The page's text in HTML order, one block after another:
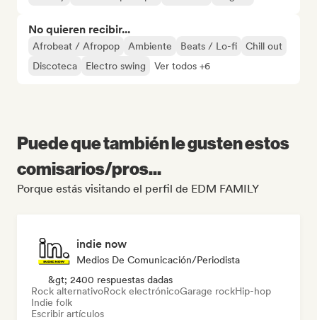
No quieren recibir...
Afrobeat / Afropop Ambiente Beats / Lo-fi
Chill out
Discoteca
Electro swing Ver todos +6
Puede que también le gusten estos
comisarios/pros...
Porque estás visitando el perfil de EDM FAMILY
indie now
Medios De Comunicación/Periodista
&gt; 2400 respuestas dadas
Rock alternativoRock electrónicoGarage rockHip-hop
Indie folk
Escribir artículos